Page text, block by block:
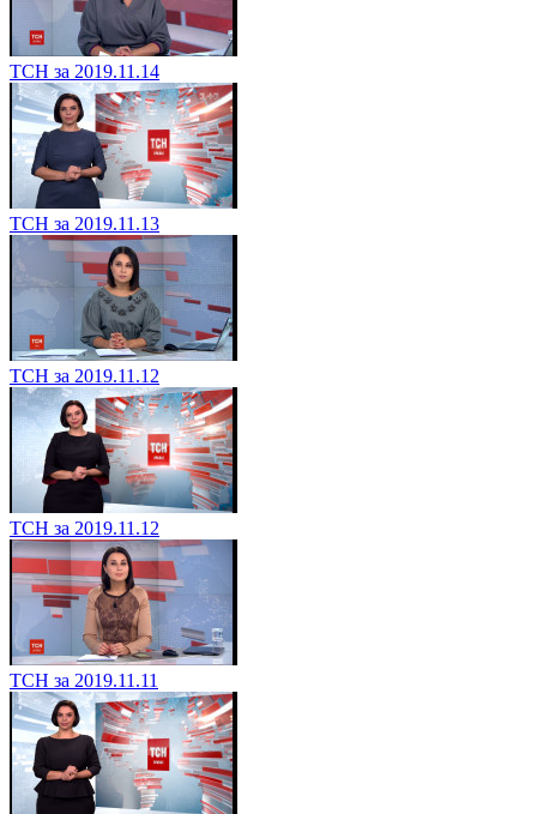
ТСН за 2019.11.14
ТСН за 2019.11.13
ТСН за 2019.11.12
ТСН за 2019.11.12
ТСН за 2019.11.11